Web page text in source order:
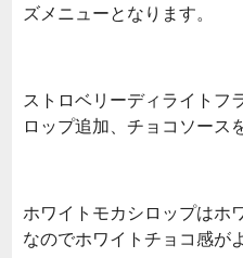
ズメニューとなります。
ストロベリーディライトフ
ロップ追加、チョコソース
ホワイトモカシロップはホ
なのでホワイトチョコ感が